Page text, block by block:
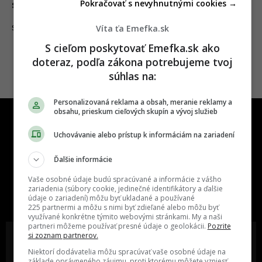
stotisícový dar
SLOVENSKO
One time najzábavnejšie miesto na
slovenskom internete, next time
najzabávnejšie miesto na svete
Víta ťa Emefka.sk
S cieľom poskytovať Emefka.sk ako
doteraz, podľa zákona potrebujeme tvoj
súhlas na:
Personalizovaná reklama a obsah, meranie reklamy a
obsahu, prieskum cieľových skupín a vývoj služieb
Uchovávanie alebo prístup k informáciám na zariadení
Ďalšie informácie
Vaše osobné údaje budú spracúvané a informácie z vášho
zariadenia (súbory cookie, jedinečné identifikátory a ďalšie
údaje o zariadení) môžu byť ukladané a používané
225 partnermi a môžu s nimi byť zdieľané alebo môžu byť
využívané konkrétne týmito webovými stránkami. My a naši
partneri môžeme používať presné údaje o geolokácii. Pozrite
si zoznam partnerov.
Niektorí dodávatelia môžu spracúvať vaše osobné údaje na
Pokračovať s nevyhnutnými cookies →